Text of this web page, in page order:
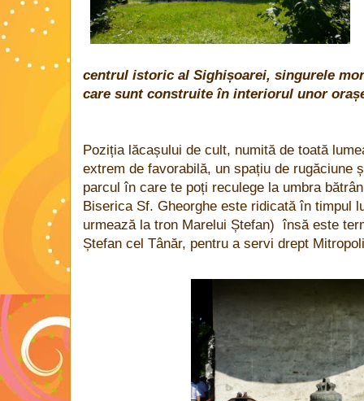
centrul istoric al Sighișoarei, singurele
care sunt construite în interiorul unor
Poziția lăcașului de cult, numită de toată
extrem de favorabilă, un spațiu de rugăciune
parcul în care te poți reculege la umbra
Biserica Sf. Gheorghe este ridicată în timpul
urmează la tron Marelui Ștefan) însă este
Ștefan cel Tânăr, pentru a servi drept